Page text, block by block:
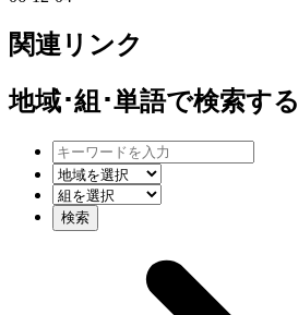
関連リンク
地域･組･単語で検索する